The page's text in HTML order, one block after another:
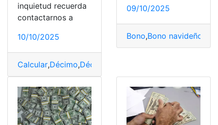
inquietud recuerda
contactarnos a
10/10/2025
Calcular,Décimo,Décimo tercer sueldo
09/10/2025
Bono,Bono navideño